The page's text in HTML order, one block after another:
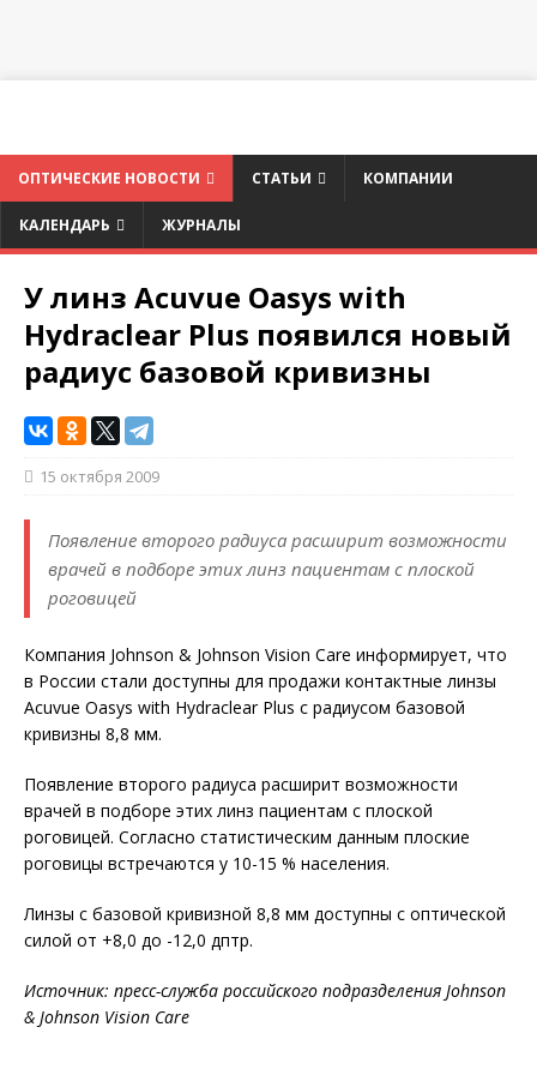
ОПТИЧЕСКИЕ НОВОСТИ СТАТЬИ КОМПАНИИ
КАЛЕНДАРЬ ЖУРНАЛЫ
У линз Acuvue Oasys with
Hydraclear Plus появился новый
радиус базовой кривизны
15 октября 2009
Появление второго радиуса расширит возможности
врачей в подборе этих линз пациентам с плоской
роговицей
Компания Johnson & Johnson Vision Care информирует, что
в России стали доступны для продажи контактные линзы
Acuvue Oasys with Hydraclear Plus с радиусом базовой
кривизны 8,8 мм.
Появление второго радиуса расширит возможности
врачей в подборе этих линз пациентам с плоской
роговицей. Согласно статистическим данным плоские
роговицы встречаются у 10-15 % населения.
Линзы с базовой кривизной 8,8 мм доступны с оптической
силой от +8,0 до -12,0 дптр.
Источник: пресс-служба российского подразделения Johnson
& Johnson Vision Care